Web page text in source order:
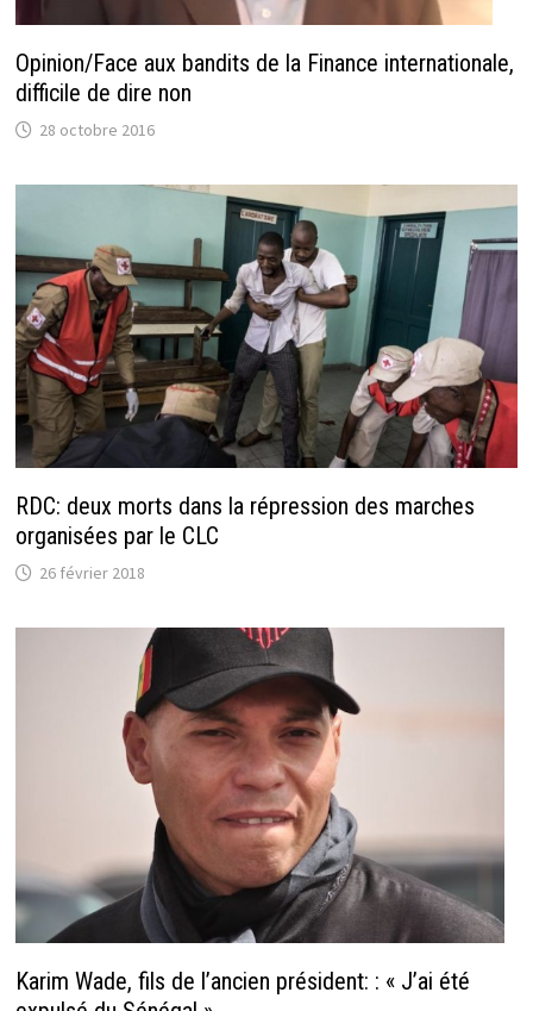
Opinion/Face aux bandits de la Finance internationale,
difficile de dire non
28 octobre 2016
RDC: deux morts dans la répression des marches
organisées par le CLC
26 février 2018
Karim Wade, fils de l’ancien président: : « J’ai été